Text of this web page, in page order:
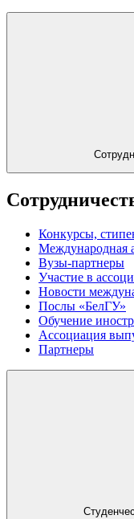
Конкурсы,
Международная
Вузы-партнеры
Участие в
Новости
Послы «БелГУ»
Обучение
Ассоциация
Партнеры